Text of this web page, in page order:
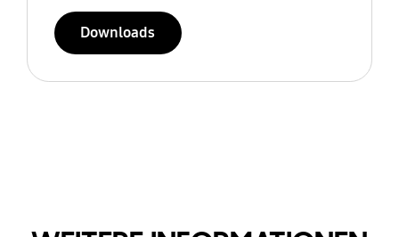
Downloads